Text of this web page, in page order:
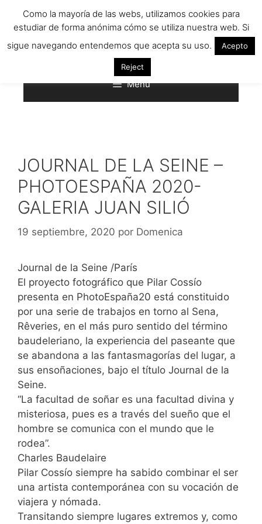
Menú
JOURNAL DE LA SEINE –
PHOTOESPAÑA 2020-
GALERIA JUAN SILIÓ
19 septiembre, 2020 por Domenica
Journal de la Seine /París
El proyecto fotográfico que Pilar Cossío
presenta en PhotoEspaña20 está constituido
por una serie de trabajos en torno al Sena,
Rêveries, en el más puro sentido del término
baudeleriano, la experiencia del paseante que
se abandona a las fantasmagorías del lugar, a
sus ensoñaciones, bajo el título Journal de la
Seine.
“La facultad de soñar es una facultad divina y
misteriosa, pues es a través del sueño que el
hombre se comunica con el mundo que le
rodea”.
Charles Baudelaire
Pilar Cossío siempre ha sabido combinar el ser
una artista contemporánea con su vocación de
viajera y nómada.
Transitando siempre lugares extremos y, como
Como la mayoría de las webs, utilizamos cookies para
estudiar de forma anónima cómo se utiliza nuestra web. Si
sigue navegando entendemos que acepta su uso.
Acepto
Reject